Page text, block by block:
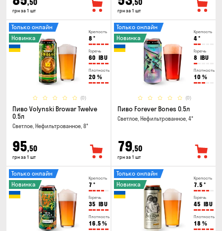
,50
грн за 1 шт
,50
грн за 1 шт
Крепость
8 °
Горечь
60 IBU
Плотность
20 %
(0)
Только онлайн
Новинка
Пиво Volynski Browar Twelve
0.5л
Светлое, Нефильтрованное, 8°
95,50
грн за 1 шт
Крепость
4°
Горечь
8 IBU
Плотность
10 %
(0)
Только онлайн
Новинка
Пиво Forever Bones 0.5л
Светлое, Нефильтрованное, 4°
79,50
грн за 1 шт
Крепость
7 °
Горечь
35 IBU
Плотность
16.5 %
Только онлайн
Новинка
Крепость
7.5 °
Горечь
45 IBU
Плотность
18 %
Только онлайн
Новинка